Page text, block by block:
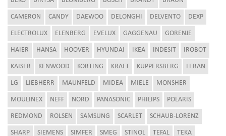
CAMERON CANDY DAEWOO DELONGHI DELVENTO DEXP
ELECTROLUX ELENBERG EVELUX GAGGENAU GORENJE
HAIER HANSA HOOVER HYUNDAI IKEA INDESIT IROBOT
KAISER KENWOOD KORTING KRAFT KUPPERSBERG LERAN
LG LIEBHERR MAUNFELD MIDEA MIELE MONSHER
MOULINEX NEFF NORD PANASONIC PHILIPS POLARIS
REDMOND ROLSEN SAMSUNG SCARLET SCHAUB-LORENZ
SHARP SIEMENS SIMFER SMEG STINOL TEFAL TEKA